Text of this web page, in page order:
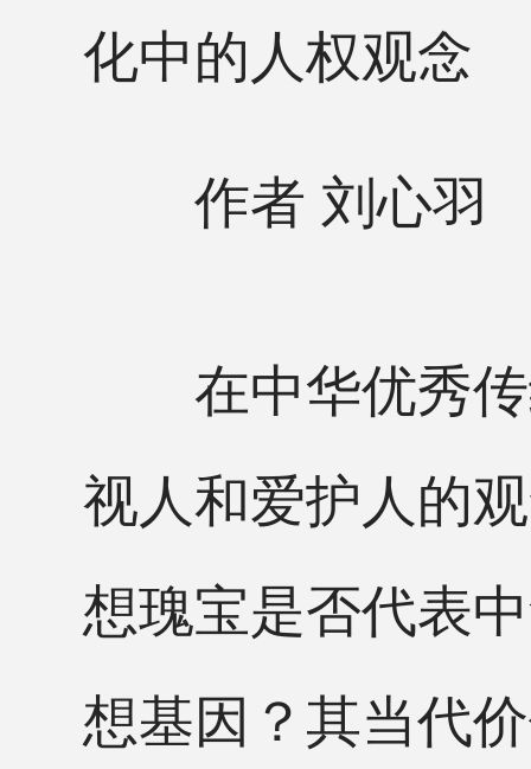
化中的人权观念
作者 刘心羽
在中华优秀传
视人和爱护人的
想瑰宝是否代表
想基因？其当代